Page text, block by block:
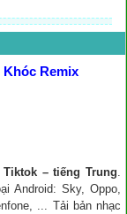
Remix
– tiếng Trung.
Android: Sky, Oppo,
... Tải bản nhạc